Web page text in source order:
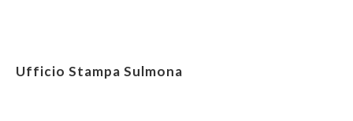
Ufficio Stampa Sulmona